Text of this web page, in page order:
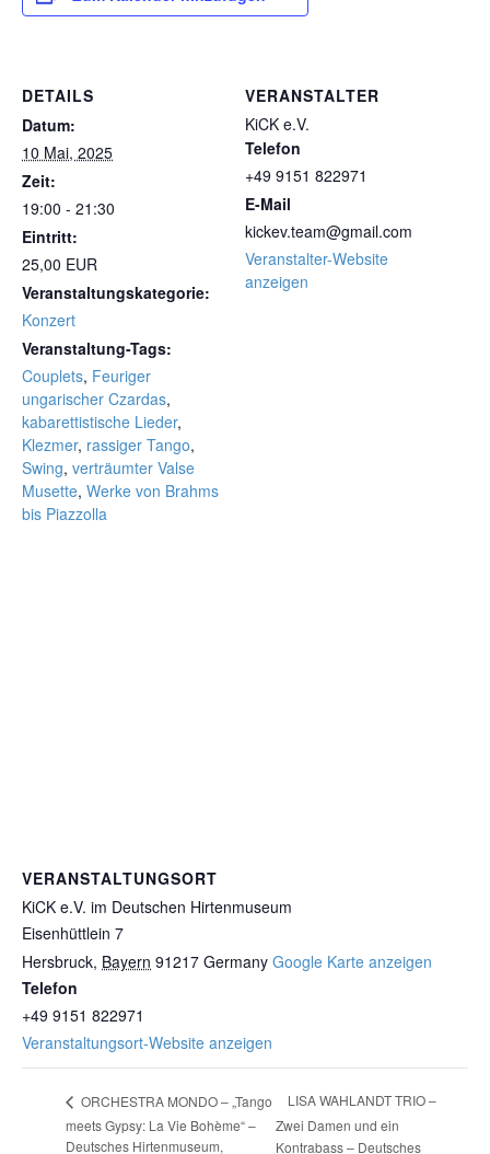
DETAILS
Datum:
10 Mai, 2025
Zeit:
19:00 - 21:30
Eintritt:
25,00 EUR
Veranstaltungskategorie:
Konzert
Veranstaltung-Tags:
Couplets, Feuriger
ungarischer Czardas,
kabarettistische Lieder,
Klezmer, rassiger Tango,
Swing, verträumter Valse
Musette, Werke von Brahms
bis Piazzolla
VERANSTALTER
KiCK e.V.
Telefon
+49 9151 822971
E-Mail
kickev.team@gmail.com
Veranstalter-Website
anzeigen
VERANSTALTUNGSORT
KiCK e.V. im Deutschen Hirtenmuseum
Eisenhüttlein 7
Hersbruck, Bayern 91217 Germany Google Karte anzeigen
Telefon
+49 9151 822971
Veranstaltungsort-Website anzeigen
ORCHESTRA MONDO – „Tango
meets Gypsy: La Vie Bohème“ –
Deutsches Hirtenmuseum,
LISA WAHLANDT TRIO –
Zwei Damen und ein
Kontrabass – Deutsches